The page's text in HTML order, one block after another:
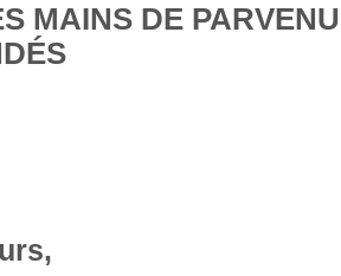
MAINS DE